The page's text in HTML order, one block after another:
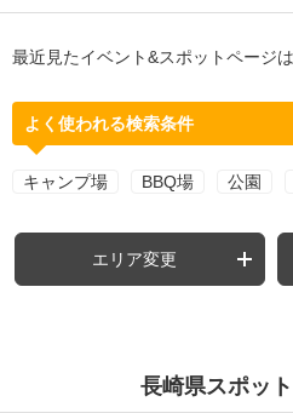
最近見たイベント&スポットページは
よく使われる検索条件
キャンプ場 BBQ場 公園
エリア変更
長崎県スポッ